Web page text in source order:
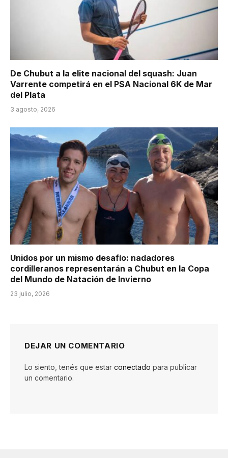
De Chubut a la elite nacional del squash: Juan
Varrente competirá en el PSA Nacional 6K de Mar
del Plata
3 agosto, 2026
Unidos por un mismo desafío: nadadores
cordilleranos representarán a Chubut en la Copa
del Mundo de Natación de Invierno
23 julio, 2026
DEJAR UN COMENTARIO
Lo siento, tenés que estar conectado para publicar
un comentario.